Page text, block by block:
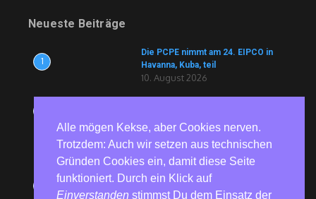
Neueste Beiträge
1
Die PCPE nimmt am 24. EIPCO in
Havanna, Kuba, teil
10. August 2026
Klimapolitik der Bundesregierung
angesichts der aktuellen Hitzewelle
„Es gibt keinen nicht-westlichen
Imperialismus“
Alle mögen Kekse, aber Cookies nerven.
Trotzdem: Auch wir setzen aus technischen
Gründen Cookies ein, damit diese Seite
funktioniert. Durch ein Klick auf
Einverstanden stimmst Du dem Einsatz der